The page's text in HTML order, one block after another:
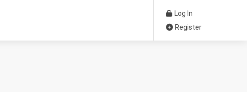
Log In
Register